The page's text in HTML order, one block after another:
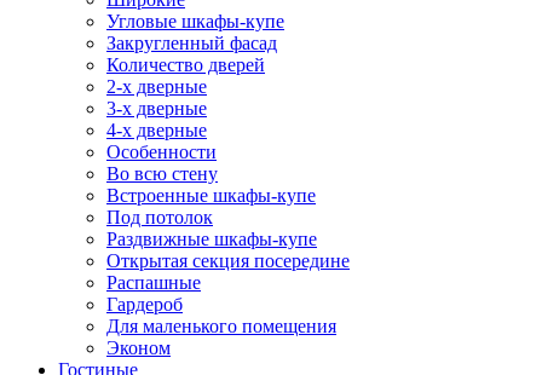
Угловые шкафы-купе
Закругленный фасад
Количество дверей
2-х дверные
3-х дверные
4-х дверные
Особенности
Во всю стену
Встроенные шкафы-купе
Под потолок
Раздвижные шкафы-купе
Открытая секция посередине
Распашные
Гардероб
Для маленького помещения
Эконом
Гостиные